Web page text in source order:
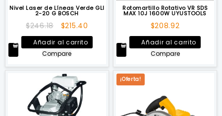
Nivel Laser de Líneas Verde GLI
2-20 G BOSCH
$246.18
El
precio
original
era:
$246.18.
$215.40
precio
actual
$215.40.
Añadir al carrito
Compare
Rotomartillo Rotativo VR SDS
MAX 10J 1600W UYUSTOOLS
$208.92
Añadir al carrito
Compare
¡Oferta!